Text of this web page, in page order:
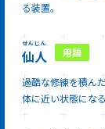
る装置。
仙人
せんじん
過酷な修練を積ん
体に近い状態になる